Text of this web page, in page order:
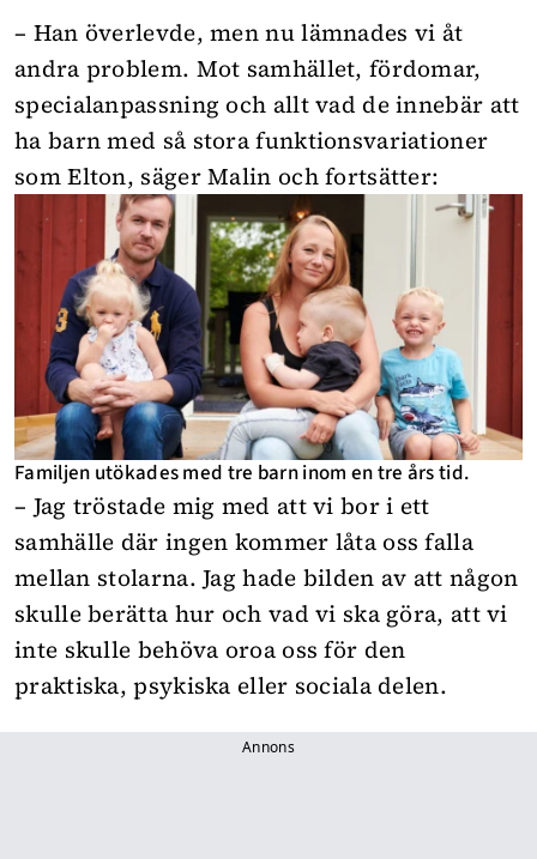
– Han överlevde, men nu lämnades vi åt
andra problem. Mot samhället, fördomar,
specialanpassning och allt vad de innebär att
ha barn med så stora funktionsvariationer
som Elton, säger Malin och fortsätter:
Familjen utökades med tre barn inom en tre års tid.
– Jag tröstade mig med att vi bor i ett
samhälle där ingen kommer låta oss falla
mellan stolarna. Jag hade bilden av att någon
skulle berätta hur och vad vi ska göra, att vi
inte skulle behöva oroa oss för den
praktiska, psykiska eller sociala delen.
Annons